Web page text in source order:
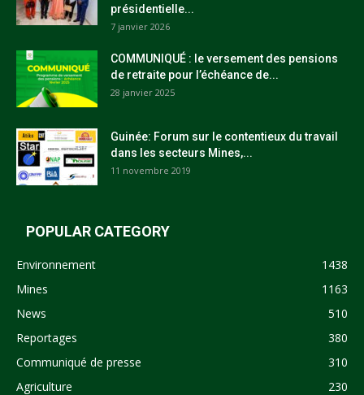
présidentielle...
7 janvier 2026
COMMUNIQUÉ : le versement des pensions
de retraite pour l’échéance de...
28 janvier 2025
Guinée: Forum sur le contentieux du travail
dans les secteurs Mines,...
11 novembre 2019
POPULAR CATEGORY
Environnement
1438
Mines
1163
News
510
Reportages
380
Communiqué de presse
310
Agriculture
230